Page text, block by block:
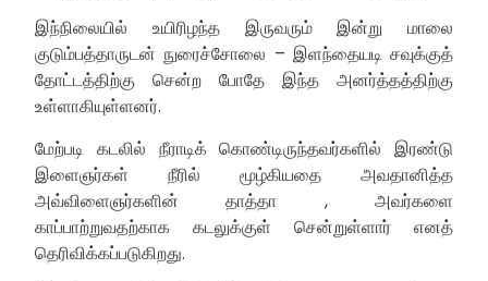
இந்நிலையில் உயிரிழந்த இருவரும் இன்று மாலை
குடும்பத்தாருடன் நுரைச்சோலை – இளந்தையடி சவுக்குத்
தோட்டத்திற்கு சென்ற போதே இந்த அனர்த்தத்திற்கு
உள்ளாகியுள்ளனர்.
மேற்படி கடலில் நீராடிக் கொண்டிருந்தவர்களில் இரண்டு
இளைஞர்கள் நீரில் மூழ்கியதை அவதானித்த
அவ்விளைஞர்களின் தாத்தா , அவர்களை
காப்பாற்றுவதற்காக கடலுக்குள் சென்றுள்ளார் எனத்
தெரிவிக்கப்படுகிறது.